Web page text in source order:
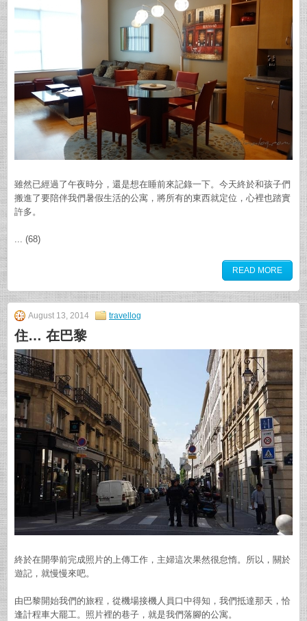
雖然已經過了午夜時分，還是想在睡前來記錄一下。今天終於和孩子們
搬進了要陪伴我們暑假生活的公寓，將所有的東西就定位，心裡也踏實
許多。
... (68)
READ MORE
August 13, 2014 travellog
住… 在巴黎
終於在開學前完成照片的上傳工作，主婦這次果然很怠惰。所以，關於
遊記，就慢慢來吧。
由巴黎開始我們的旅程，從機場接機人員口中得知，我們抵達那天，恰
逢計程車大罷工。照片裡的巷子，就是我們落腳的公寓。